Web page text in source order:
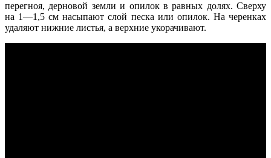
перегноя, дерновой земли и опилок в равных долях. Сверху
на 1—1,5 см насыпают слой песка или опилок. На черенках
удаляют нижние листья, а верхние укорачивают.